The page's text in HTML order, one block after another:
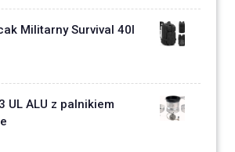
Militarny Survival 40l
UL ALU z palnikiem